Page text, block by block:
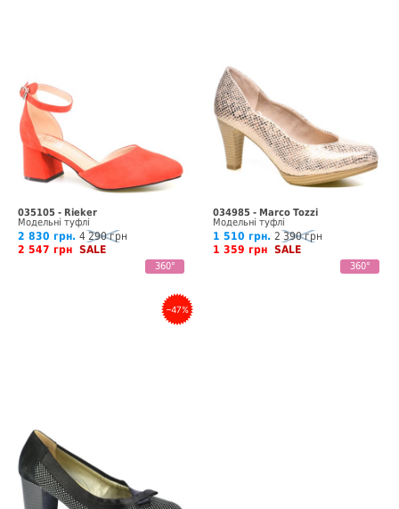
035105 - Rieker
Модельні туфлі
2 830 грн. 4 290 грн
2 547 грн SALE
360°
034985 - Marco Tozzi
Модельні туфлі
1 510 грн. 2 390 грн
1 359 грн SALE
360°
–47%